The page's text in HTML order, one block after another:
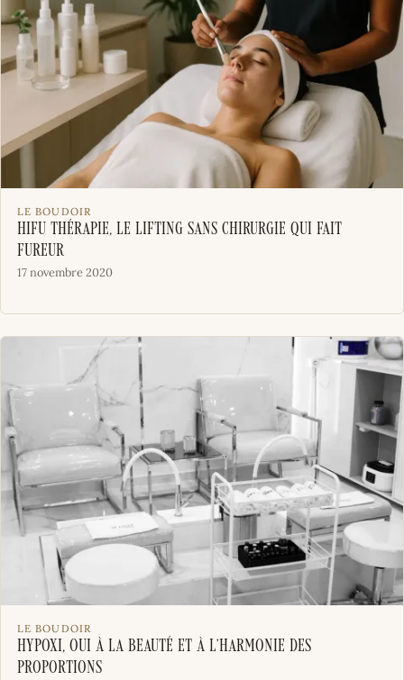
LE BOUDOIR
HIFU thérapie, le lifting sans chirurgie qui fait
fureur
17 novembre 2020
LE BOUDOIR
HYPOXI, oui à la beauté et à l’harmonie des
proportions